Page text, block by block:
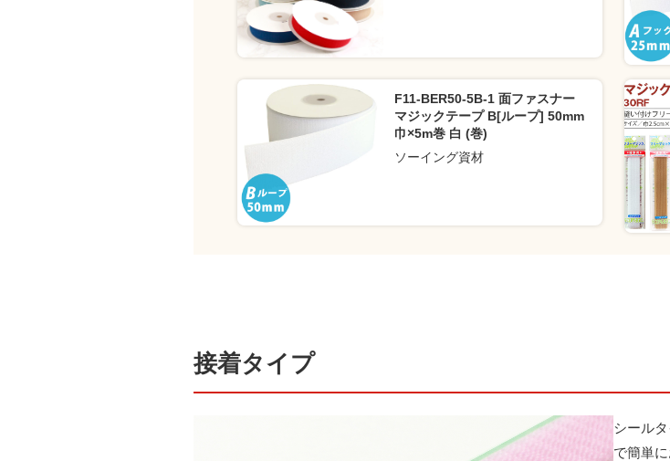
F11-BER50-5B-1 面ファスナー
マジックテープ B[ループ] 50mm
巾×5m巻 白 (巻)
ソーイング資材
接着タイプ
シール
で簡単